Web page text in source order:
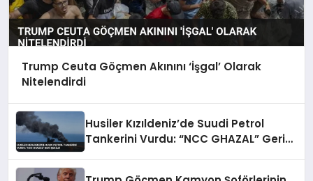
Trump Ceuta Göçmen Akınını ‘İşgal’ Olarak
Nitelendirdi
Husiler Kızıldeniz’de Suudi Petrol
Tankerini Vurdu: “NCC GHAZAL” Geri